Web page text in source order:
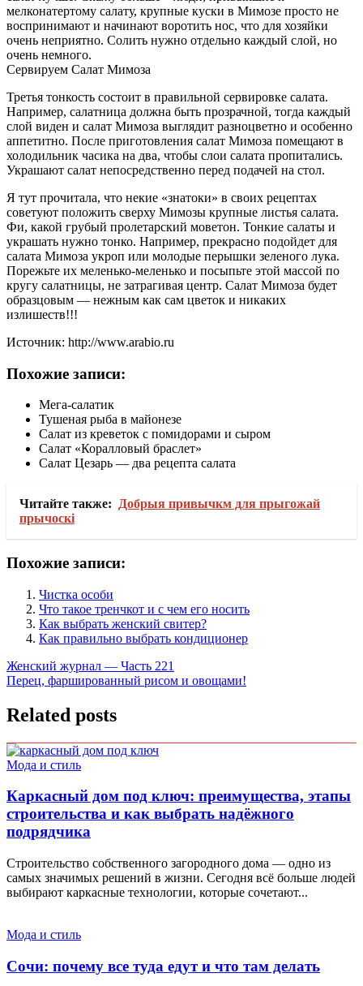
мелконатертому салату, крупные куски в Мимозе просто не
воспринимают и начинают воротить нос, что для хозяйки
очень неприятно. Солить нужно отдельно каждый слой, но
очень немного.
Сервируем Салат Мимоза
Третья тонкость состоит в правильной сервировке салата.
Например, салатница должна быть прозрачной, тогда каждый
слой виден и салат Мимоза выглядит разноцветно и особенно
аппетитно. После приготовления салат Мимоза помещают в
холодильник часика на два, чтобы слои салата пропитались.
Украшают салат непосредственно перед подачей на стол.
Я тут прочитала, что некие «знатоки» в своих рецептах
советуют положить сверху Мимозы крупные листья салата.
Фи, какой грубый пролетарский моветон. Тонкие салаты и
украшать нужно тонко. Например, прекрасно подойдет для
салата Мимоза укроп или молодые перышки зеленого лука.
Порежьте их меленько-меленько и посыпьте этой массой по
кругу салатницы, не затрагивая центр. Салат Мимоза будет
образцовым — нежным как сам цветок и никаких
излишеств!!!
Источник: http://www.arabio.ru
Похожие записи:
Мега-салатик
Тушеная рыба в майонезе
Салат из креветок с помидорами и сыром
Салат «Коралловый браслет»
Салат Цезарь — два рецепта салата
Читайте также:
Добрыя привычкм для прыгожай
прычоскі
Похожие записи:
Чистка особи
Что такое тренчкот и с чем его носить
Как выбрать женский свитер?
Как правильно выбрать кондиционер
Навигация
по
записям
Женский журнал — Часть 221
Перец, фаршированный рисом и овощами!
Related posts
Мода и стиль
Каркасный дом под ключ: преимущества, этапы
строительства и как выбрать надёжного
подрядчика
Строительство собственного загородного дома — одно из
самых значимых решений в жизни. Сегодня всё больше людей
выбирают каркасные технологии, которые сочетают...
Мода и стиль
Сочи: почему все туда едут и что там делать